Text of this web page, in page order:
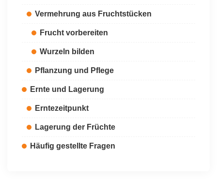
Vermehrung aus Fruchtstücken
Frucht vorbereiten
Wurzeln bilden
Pflanzung und Pflege
Ernte und Lagerung
Erntezeitpunkt
Lagerung der Früchte
Häufig gestellte Fragen